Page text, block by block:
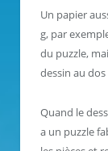
Un papier
g, par
du puzzle,
dessin au
Quand le
a un puzzle